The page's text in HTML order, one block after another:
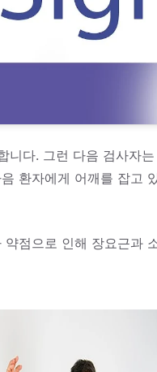
니다. 그런 다음 검사자
환자에게 어깨를 잡고
점으로 인해 장요근과